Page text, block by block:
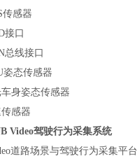
传感器
接口
总线接口
姿态传感器
身姿态传感器
感器
Video驾驶行为采集系统
道路场景与驾驶行为采集平台